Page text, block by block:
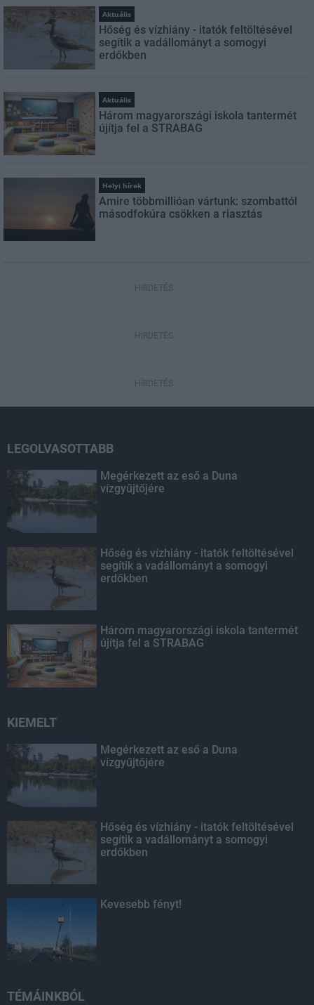
Aktuális
Hőség és vízhiány - itatók feltöltésével
segítik a vadállományt a somogyi
erdőkben
Aktuális
Három magyarországi iskola tantermét
újítja fel a STRABAG
Helyi hírek
Amire többmillióan vártunk: szombattól
másodfokúra csökken a riasztás
HIRDETÉS
HÍRDETÉS
HÍRDETÉS
LEGOLVASOTTABB
Megérkezett az eső a Duna
vízgyűjtőjére
Hőség és vízhiány - itatók feltöltésével
segítik a vadállományt a somogyi
erdőkben
Három magyarországi iskola tantermét
újítja fel a STRABAG
KIEMELT
Megérkezett az eső a Duna
vízgyűjtőjére
Hőség és vízhiány - itatók feltöltésével
segítik a vadállományt a somogyi
erdőkben
Kevesebb fényt!
TÉMÁINKBÓL